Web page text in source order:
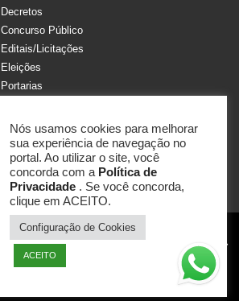
Decretos
Concurso Público
Editais/Licitações
Eleições
Portarias
Resoluções
Nós usamos cookies para melhorar
sua experiência de navegação no
portal. Ao utilizar o site, você
concorda com a Política de
Privacidade . Se você concorda,
clique em ACEITO.
Configuração de Cookies
ACEITO